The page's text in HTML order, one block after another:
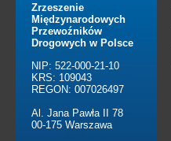
Zrzeszenie
Międzynarodowych
Przewoźników
Drogowych w Polsce
NIP: 522-000-21-10
KRS: 109043
REGON: 007026497
Al. Jana Pawła II 78
00-175 Warszawa